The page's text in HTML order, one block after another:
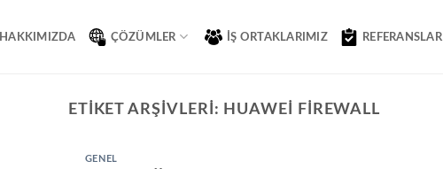
HAKKIMIZDA ÇÖZÜMLER İŞ ORTAKLARIMIZ REFERANSLAR
ETIKET ARŞIVLERI: HUAWEI FIREWALL
GENEL